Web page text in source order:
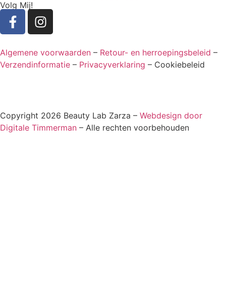
Volg Mij!
Algemene voorwaarden – Retour- en herroepingsbeleid –
Verzendinformatie – Privacyverklaring – Cookiebeleid
Copyright 2026 Beauty Lab Zarza – Webdesign door
Digitale Timmerman – Alle rechten voorbehouden